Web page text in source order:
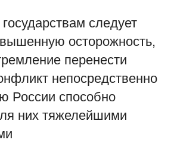
следует
осторожность,
перенести
непосредственно
России способно
них тяжелейшими